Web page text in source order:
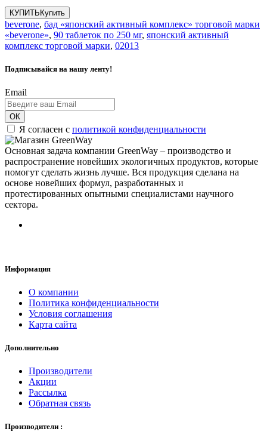
КУПИТЬ Купить
beverone, бад «японский активный комплекс» торговой марки
«beverone», 90 таблеток по 250 мг, японский активный
комплекс торговой марки, 02013
Подписывайся на нашу ленту!
Email
ОК
Я согласен с политикой конфиденциальности
Основная задача компании GreenWay – производство и
распространение новейших экологичных продуктов, которые
помогут сделать жизнь лучше. Вся продукция сделана на
основе новейших формул, разработанных и
протестированных опытными специалистами научного
сектора.
Информация
О компании
Политика конфиденциальности
Условия соглашения
Карта сайта
Дополнительно
Производители
Акции
Рассылка
Обратная связь
Производители :